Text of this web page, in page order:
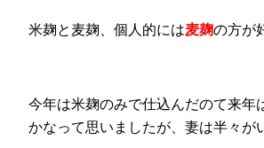
米麹と麦麹、個人的には麦麹の方が
今年は米麹のみで仕込んだのて来年
かなって思いましたが、妻は半々が